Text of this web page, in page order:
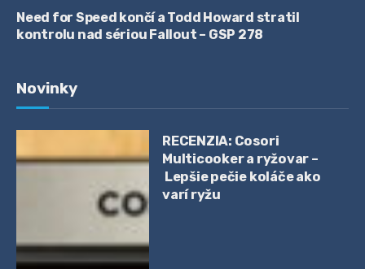
Need for Speed končí a Todd Howard stratil
kontrolu nad sériou Fallout – GSP 278
Novinky
RECENZIA: Cosori
Multicooker a ryžovar –
Lepšie pečie koláče ako
varí ryžu